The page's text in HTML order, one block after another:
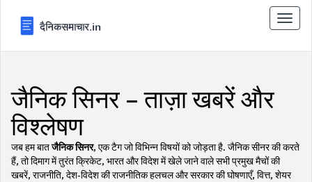
टॉगल
से
जैनिक सिनर – ताज़ा खबरें और
विश्लेषण
जब हम बातजैनिक सिनर, एक टैग जो विभिन्न विषयों को जोड़ता है. जैनिक सीनरकी करते
हैं, तो दिमाग में तुरंतक्रिकेट, भारत और विदेश में खेले जाने वाले सभी प्रमुख मैचों की
खबरें, राजनीति, देश‑विदेश की राजनीतिक हलचल और सरकार की घोषणाएँ, वित्त, शेयर